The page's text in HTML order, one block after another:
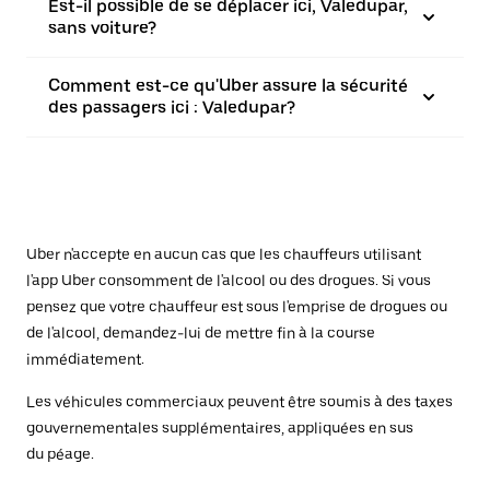
Est-il possible de se déplacer ici, Valedupar,
sans voiture?
Comment est-ce qu'Uber assure la sécurité
des passagers ici : Valedupar?
Uber n'accepte en aucun cas que les chauffeurs utilisant
l'app Uber consomment de l'alcool ou des drogues. Si vous
pensez que votre chauffeur est sous l'emprise de drogues ou
de l'alcool, demandez-lui de mettre fin à la course
immédiatement.
Les véhicules commerciaux peuvent être soumis à des taxes
gouvernementales supplémentaires, appliquées en sus
du péage.